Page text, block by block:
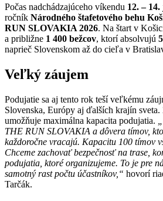
Počas nadchádzajúceho víkendu 12. –
ročník Národného štafetového behu
RUN SLOVAKIA 2026. Na štart v
a približne 1 400 bežcov, ktorí absolvujú
naprieč Slovenskom až do cieľa v
Veľký záujem
Podujatie sa aj tento rok teší veľkému
Slovenska, Európy aj ďalších krajín
umožňuje maximálna kapacita podujatia.
THE RUN SLOVAKIA a dôvera tímov,
každoročne vracajú. Kapacitu 100 tímov
Chceme zachovať bezpečnosť na trase,
podujatia, ktoré organizujeme. To je pre
samotný rast počtu účastníkov,“ hovorí
Tarčák.